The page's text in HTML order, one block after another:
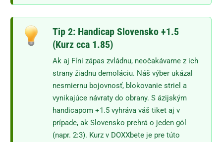
Tip 2: Handicap Slovensko +1.5
(Kurz cca 1.85)
Ak aj Fíni zápas zvládnu, neočakávame z ich
strany žiadnu demoláciu. Náš výber ukázal
nesmiernu bojovnosť, blokovanie striel a
vynikajúce návraty do obrany. S ázijským
handicapom +1.5 vyhráva váš tiket aj v
prípade, ak Slovensko prehrá o jeden gól
(napr. 2:3). Kurz v DOXXbete je pre túto